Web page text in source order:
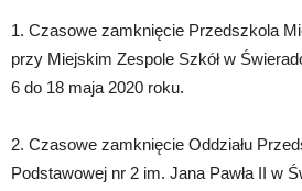
1. Czasowe zamknięcie Przedszkola
przy Miejskim Zespole Szkół w
6 do 18 maja 2020 roku.
2. Czasowe zamknięcie Oddziału
Podstawowej nr 2 im. Jana Pawła II w